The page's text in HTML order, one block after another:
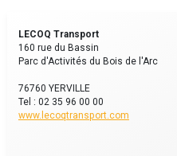
LECOQ Transport
160 rue du Bassin
Parc d'Activités du Bois de l'Arc
76760 YERVILLE
Tel : 02 35 96 00 00
www.lecoqtransport.com